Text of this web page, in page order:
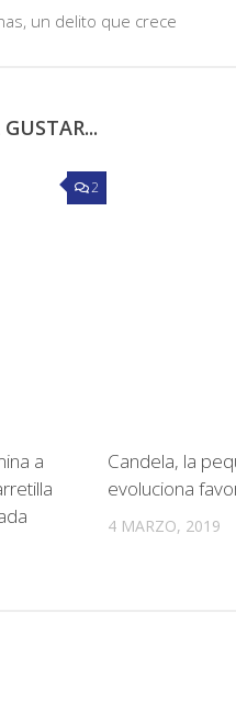
un delito que crece
2
a
Candela, la
evoluciona
4 MARZO, 2019